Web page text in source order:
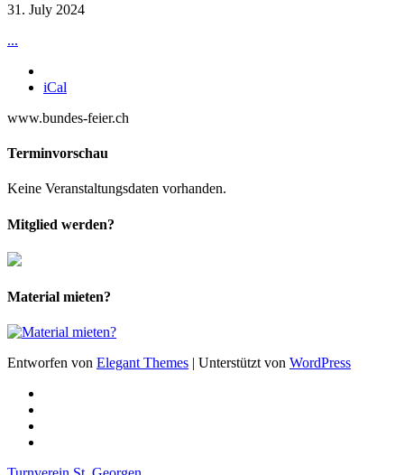
31. July 2024
...
iCal
www.bundes-feier.ch
Terminvorschau
Keine Veranstaltungsdaten vorhanden.
Mitglied werden?
Material mieten?
Entworfen von Elegant Themes | Unterstützt von WordPress